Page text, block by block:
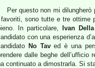
Per questo non mi
sono tutte e tre ottime
In particolare,
Ivan
con una esperienza
No Taved è una
dalle beghe dell’ufficio
continuato a dimostrarla. Si